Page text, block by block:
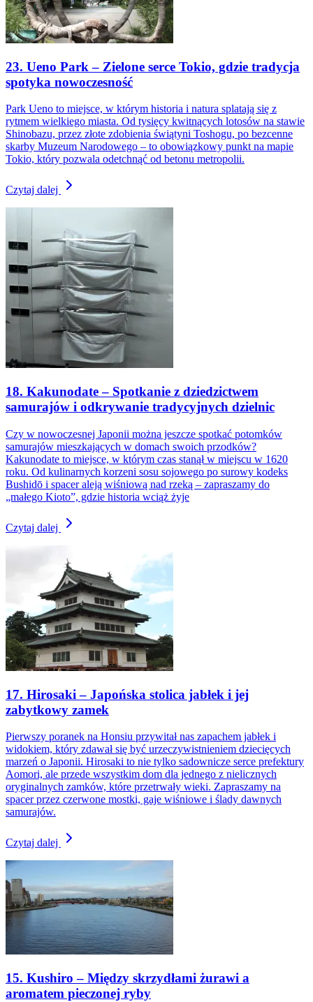
23. Ueno Park – Zielone serce Tokio, gdzie tradycja
spotyka nowoczesność
Park Ueno to miejsce, w którym historia i natura splatają się z
rytmem wielkiego miasta. Od tysięcy kwitnących lotosów na stawie
Shinobazu, przez złote zdobienia świątyni Toshogu, po bezcenne
skarby Muzeum Narodowego – to obowiązkowy punkt na mapie
Tokio, który pozwala odetchnąć od betonu metropolii.
Czytaj dalej
18. Kakunodate – Spotkanie z dziedzictwem
samurajów i odkrywanie tradycyjnych dzielnic
Czy w nowoczesnej Japonii można jeszcze spotkać potomków
samurajów mieszkających w domach swoich przodków?
Kakunodate to miejsce, w którym czas stanął w miejscu w 1620
roku. Od kulinarnych korzeni sosu sojowego po surowy kodeks
Bushidō i spacer aleją wiśniową nad rzeką – zapraszamy do
„małego Kioto”, gdzie historia wciąż żyje
Czytaj dalej
17. Hirosaki – Japońska stolica jabłek i jej
zabytkowy zamek
Pierwszy poranek na Honsiu przywitał nas zapachem jabłek i
widokiem, który zdawał się być urzeczywistnieniem dziecięcych
marzeń o Japonii. Hirosaki to nie tylko sadownicze serce prefektury
Aomori, ale przede wszystkim dom dla jednego z nielicznych
oryginalnych zamków, które przetrwały wieki. Zapraszamy na
spacer przez czerwone mostki, gaje wiśniowe i ślady dawnych
samurajów.
Czytaj dalej
15. Kushiro – Między skrzydłami żurawi a
aromatem pieczonej ryby